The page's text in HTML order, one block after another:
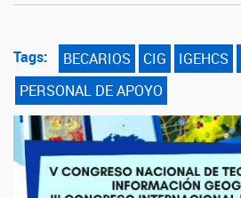
Tags: BECARIOS CIG IGEHCS
PERSONAL DE APOYO